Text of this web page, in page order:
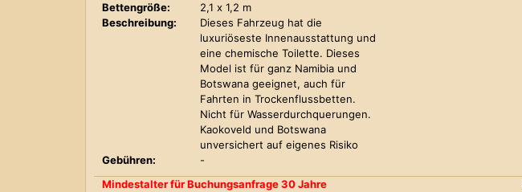
Bettengröße:
2,1 x 1,2 m
Beschreibung:
Dieses Fahrzeug hat die
luxuriöseste Innenausstattung und
eine chemische Toilette. Dieses
Model ist für ganz Namibia und
Botswana geeignet, auch für
Fahrten in Trockenflussbetten.
Nicht für Wasserdurchquerungen.
Kaokoveld und Botswana
unversichert auf eigenes Risiko
Gebühren:
-
Mindestalter für Buchungsanfrage 30 Jahre